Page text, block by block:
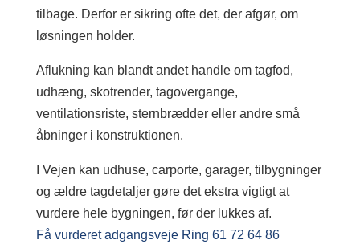
tilbage. Derfor er sikring ofte det, der afgør, om
løsningen holder.
Aflukning kan blandt andet handle om tagfod,
udhæng, skotrender, tagovergange,
ventilationsriste, sternbrædder eller andre små
åbninger i konstruktionen.
I Vejen kan udhuse, carporte, garager, tilbygninger
og ældre tagdetaljer gøre det ekstra vigtigt at
vurdere hele bygningen, før der lukkes af.
Få vurderet adgangsveje Ring 61 72 64 86